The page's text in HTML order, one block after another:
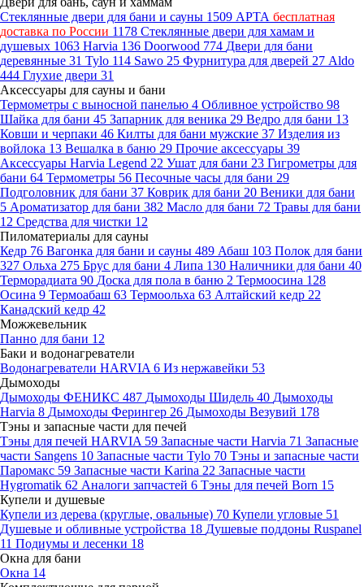
Стеклянные двери для бани и сауны 1509 АРТА бесплатная
доставка по России 1178 Стеклянные двери для хамам и
душевых 1063 Harvia 136 Doorwood 774 Двери для бани
деревянные 31 Tylo 114 Sawo 25 Фурнитура для дверей 27 Aldo
444 Глухие двери 31
Аксессуары для сауны и бани
Термометры с выносной панелью 4 Обливное устройство 98
Шайка для бани 45 Запарник для веника 29 Ведро для бани 13
Ковши и черпаки 46 Килты для бани мужские 37 Изделия из
войлока 13 Вешалка в баню 29 Прочие аксессуары 39
Аксессуары Harvia Legend 22 Ушат для бани 23 Гигрометры для
бани 64 Термометры 56 Песочные часы для бани 29
Подголовник для бани 37 Коврик для бани 20 Веники для бани
5 Ароматизатор для бани 382 Масло для бани 72 Травы для бани
12 Средства для чистки 12
Пиломатериалы для сауны
Кедр 76 Вагонка для бани и сауны 489 Абаш 103 Полок для бани
327 Ольха 275 Брус для бани 4 Липа 130 Наличники для бани 40
Терморадиата 90 Доска для пола в баню 2 Термоосина 128
Осина 9 Термоабаш 63 Термоольха 63 Алтайский кедр 22
Канадский кедр 42
Можжевельник
Панно для бани 12
Баки и водонагреватели
Водонагреватели HARVIA 6 Из нержавейки 53
Дымоходы
Дымоходы ФЕНИКС 487 Дымоходы Шидель 40 Дымоходы
Harvia 8 Дымоходы Ферингер 26 Дымоходы Везувий 178
Тэны и запасные части для печей
Тэны для печей HARVIA 59 Запасные части Harvia 71 Запасные
части Sangens 10 Запасные части Tylo 70 Тэны и запасные части
Паромакс 59 Запасные части Karina 22 Запасные части
Hygromatik 62 Аналоги запчастей 6 Тэны для печей Born 15
Купели и душевые
Купели из дерева (круглые, овальные) 70 Купели угловые 51
Душевые и обливные устройства 18 Душевые поддоны Ruspanel
11 Подиумы и лесенки 18
Окна для бани
Окна 14